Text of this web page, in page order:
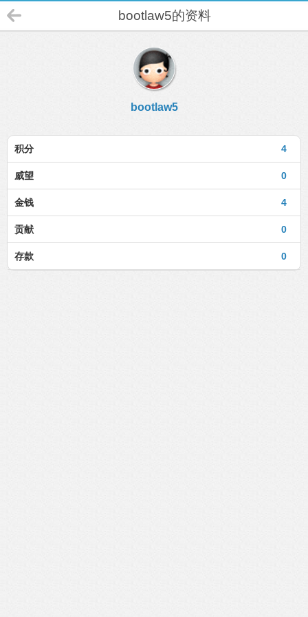
bootlaw5的资料
bootlaw5
4
积分
0
威望
4
金钱
0
贡献
0
存款